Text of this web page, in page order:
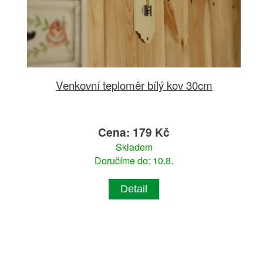
Venkovní teploměr bílý kov 30cm
Cena: 179 Kč
Skladem
Doručíme do: 10.8.
Detail